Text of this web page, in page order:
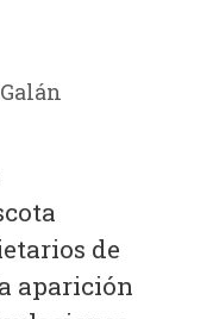
de
aparición